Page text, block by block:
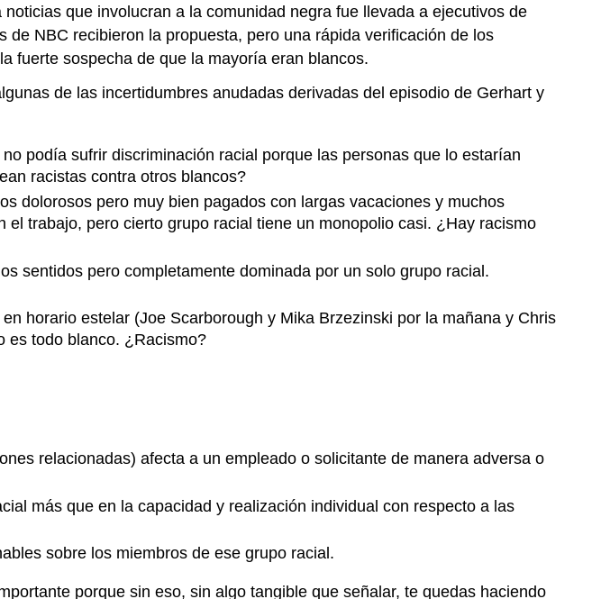
que involucran a la comunidad negra fue llevada a ejecutivos de
NBC recibieron la propuesta, pero una rápida verificación de los
fuerte sospecha de que la mayoría eran blancos.
de las incertidumbres anudadas derivadas del episodio de Gerhart y
podía sufrir discriminación racial porque las personas que lo estarían
racistas contra otros blancos?
dolorosos pero muy bien pagados con largas vacaciones y muchos
trabajo, pero cierto grupo racial tiene un monopolio casi. ¿Hay racismo
sentidos pero completamente dominada por un solo grupo racial.
horario estelar (Joe Scarborough y Mika Brzezinski por la mañana y Chris
es todo blanco. ¿Racismo?
relacionadas) afecta a un empleado o solicitante de manera adversa o
más que en la capacidad y realización individual con respecto a las
sobre los miembros de ese grupo racial.
porque sin eso, sin algo tangible que señalar, te quedas haciendo